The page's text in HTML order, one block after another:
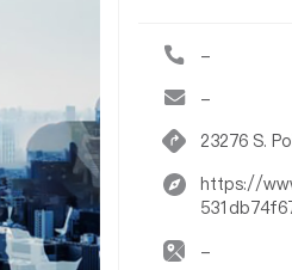
-
-
23276 S.
https://
-